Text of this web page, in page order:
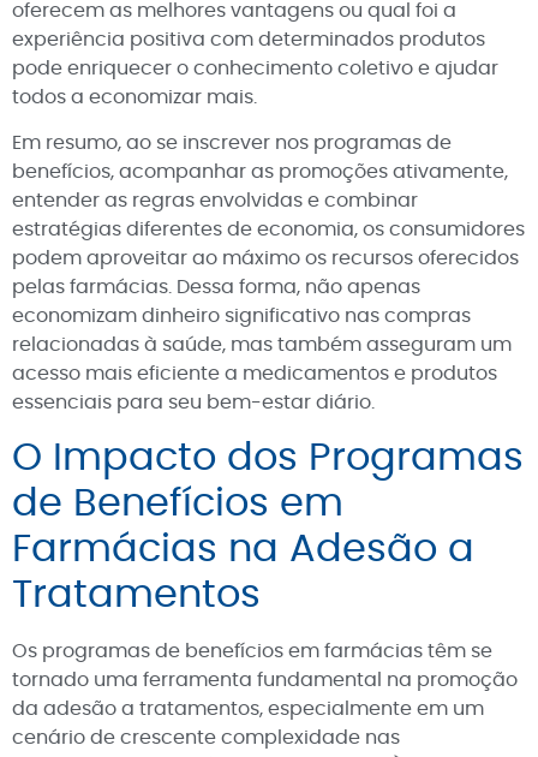
oferecem as melhores vantagens ou qual foi a
experiência positiva com determinados produtos
pode enriquecer o conhecimento coletivo e ajudar
todos a economizar mais.
Em resumo, ao se inscrever nos programas de
benefícios, acompanhar as promoções ativamente,
entender as regras envolvidas e combinar
estratégias diferentes de economia, os consumidores
podem aproveitar ao máximo os recursos oferecidos
pelas farmácias. Dessa forma, não apenas
economizam dinheiro significativo nas compras
relacionadas à saúde, mas também asseguram um
acesso mais eficiente a medicamentos e produtos
essenciais para seu bem-estar diário.
O Impacto dos Programas
de Benefícios em
Farmácias na Adesão a
Tratamentos
Os programas de benefícios em farmácias têm se
tornado uma ferramenta fundamental na promoção
da adesão a tratamentos, especialmente em um
cenário de crescente complexidade nas